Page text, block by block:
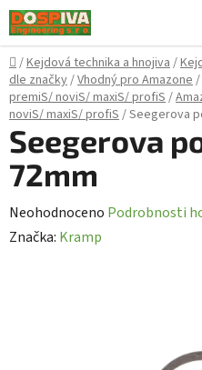
Přejít
na
obsah
Domů
/Kejdová technika a hnojiva/
dle značky/Vhodný pro Amazone/
premiS/ noviS/ maxiS/ profiS/
noviS/ maxiS/ profiS/Seegerova
Seegerova
72mm
Průměrné
hodnocení
Neohodnoceno Podrobnosti
Značka: Kramp